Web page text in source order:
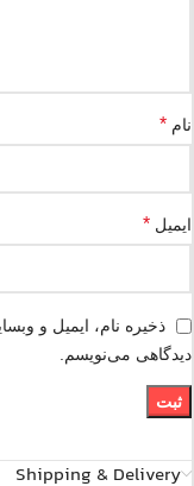
نام *
ایمیل *
ذخیره نام، ایمیل و
دیدگاهی می‌نویسم.
Shipping & Delivery